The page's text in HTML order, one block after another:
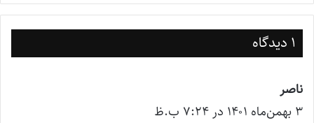
1 دیدگاه
ناصر
ف
۳ بهمن‌ماه ۱۴۰۱ در ۷:۲۴ ب.ظ